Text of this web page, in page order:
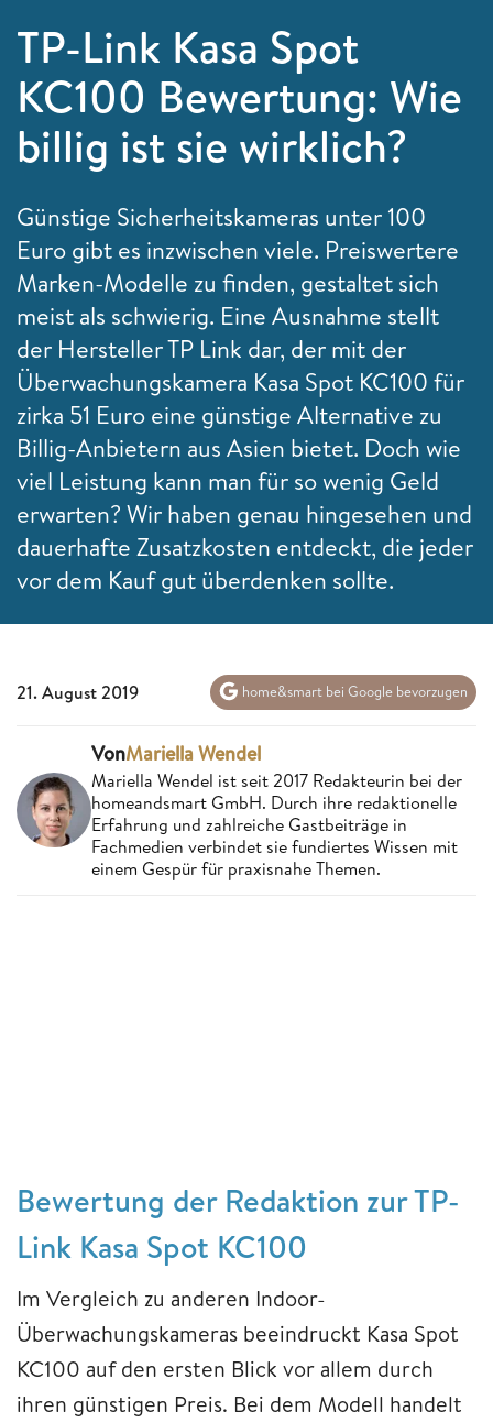
TP-Link Kasa Spot
KC100 Bewertung: Wie
billig ist sie wirklich?
Günstige Sicherheitskameras unter 100
Euro gibt es inzwischen viele. Preiswertere
Marken-Modelle zu finden, gestaltet sich
meist als schwierig. Eine Ausnahme stellt
der Hersteller TP Link dar, der mit der
Überwachungskamera Kasa Spot KC100 für
zirka 51 Euro eine günstige Alternative zu
Billig-Anbietern aus Asien bietet. Doch wie
viel Leistung kann man für so wenig Geld
erwarten? Wir haben genau hingesehen und
dauerhafte Zusatzkosten entdeckt, die jeder
vor dem Kauf gut überdenken sollte.
21. August 2019 home&smart bei Google bevorzugen
VonMariella Wendel
Mariella Wendel ist seit 2017 Redakteurin bei der
homeandsmart GmbH. Durch ihre redaktionelle
Erfahrung und zahlreiche Gastbeiträge in
Fachmedien verbindet sie fundiertes Wissen mit
einem Gespür für praxisnahe Themen.
Bewertung der Redaktion zur TP-
Link Kasa Spot KC100
Im Vergleich zu anderen Indoor-
Überwachungskameras beeindruckt Kasa Spot
KC100 auf den ersten Blick vor allem durch
ihren günstigen Preis. Bei dem Modell handelt